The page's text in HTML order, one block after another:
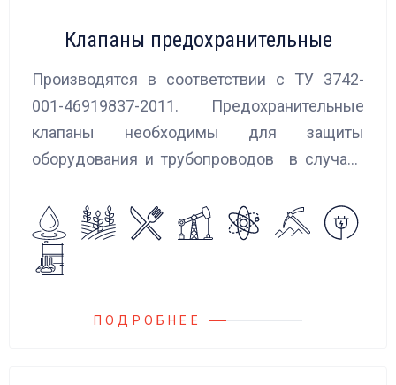
Клапаны предохранительные
Производятся в соответствии с ТУ 3742-
001-46919837-2011. Предохранительные
клапаны необходимы для защиты
оборудования и трубопроводов в случаях
сброса среды в систему низкого давления.
ПОДРОБНЕЕ